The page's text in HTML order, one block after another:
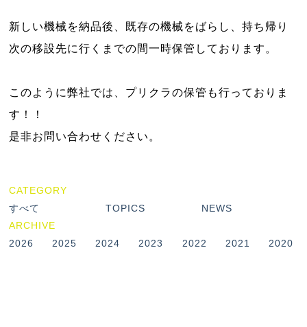
新しい機械を納品後、既存の機械をばらし、持ち帰り
次の移設先に行くまでの間一時保管しております。
このように弊社では、プリクラの保管も行っておりま
す！！
是非お問い合わせください。
CATEGORY
すべて
TOPICS
NEWS
ARCHIVE
2026
2025 2024 2023 2022 2021 2020